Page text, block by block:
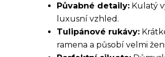
Půvabné detaily: Kulatý
luxusní vzhled.
Tulipánové rukávy:
ramena a působí velmi